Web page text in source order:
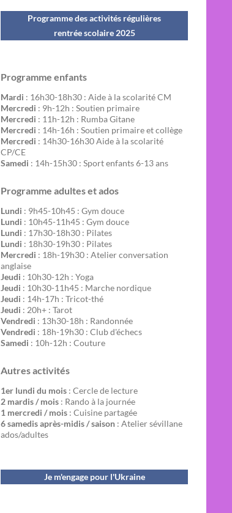
Programme des activités régulières
rentrée scolaire 2025
Programme enfants
Mardi : 16h30-18h30 : Aide à la scolarité CM
Mercredi : 9h-12h : Soutien primaire
Mercredi : 11h-12h : Rumba Gitane
Mercredi : 14h-16h : Soutien primaire et collège
Mercredi : 14h30-16h30 Aide à la scolarité
CP/CE
Samedi : 14h-15h30 : Sport enfants 6-13 ans
Programme adultes et ados
Lundi : 9h45-10h45 : Gym douce
Lundi : 10h45-11h45 : Gym douce
Lundi : 17h30-18h30 : Pilates
Lundi : 18h30-19h30 : Pilates
Mercredi : 18h-19h30 : Atelier conversation
anglaise
Jeudi : 10h30-12h : Yoga
Jeudi : 10h30-11h45 : Marche nordique
Jeudi : 14h-17h : Tricot-thé
Jeudi : 20h+ : Tarot
Vendredi : 13h30-18h : Randonnée
Vendredi : 18h-19h30 : Club d'échecs
Samedi : 10h-12h : Couture
Autres activités
1er lundi du mois : Cercle de lecture
2 mardis / mois : Rando à la journée
1 mercredi / mois : Cuisine partagée
6 samedis après-midis / saison : Atelier sévillane
ados/adultes
Je m'engage pour l'Ukraine